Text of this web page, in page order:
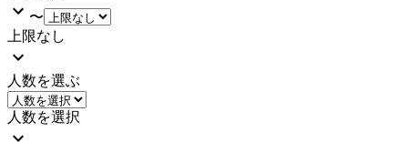
〜
上限なし
人数を選ぶ
人数を選択